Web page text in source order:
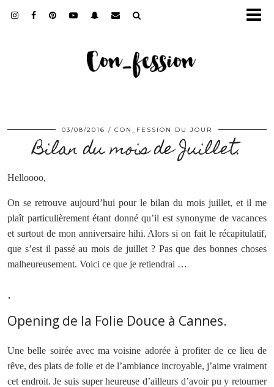
03/08/2016 CON_FESSION DU JOUR
Bilan du mois de Juillet.
Helloooo,
On se retrouve aujourd’hui pour le bilan du mois juillet, et il me
plaît particulièrement étant donné qu’il est synonyme de vacances
et surtout de mon anniversaire hihi. Alors si on fait le récapitulatif,
que s’est il passé au mois de juillet ? Pas que des bonnes choses
malheureusement. Voici ce que je retiendrai …
.
Opening de la Folie Douce à Cannes.
Une belle soirée avec ma voisine adorée à profiter de ce lieu de
rêve, des plats de folie et de l’ambiance incroyable, j’aime vraiment
cet endroit. Je suis super heureuse d’ailleurs d’avoir pu y retourner